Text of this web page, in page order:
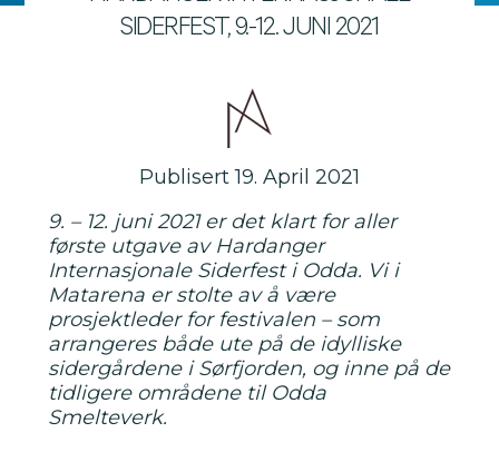
SIDERFEST, 9.-12. JUNI 2021
Publisert 19. April 2021
9. – 12. juni 2021 er det klart for aller
første utgave av Hardanger
Internasjonale Siderfest i Odda. Vi i
Matarena er stolte av å være
prosjektleder for festivalen – som
arrangeres både ute på de idylliske
sidergårdene i Sørfjorden, og inne på de
tidligere områdene til Odda
Smelteverk.